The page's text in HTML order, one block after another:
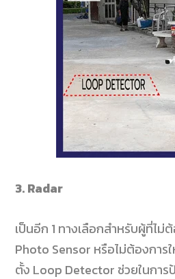
3. Radar
เป็นอีก 1 ทางเลือกสำหรับผู้ที่ไม่
Photo Sensor หรือไม่ต้องการ
ตั้ง Loop Detector ช่วยในกา